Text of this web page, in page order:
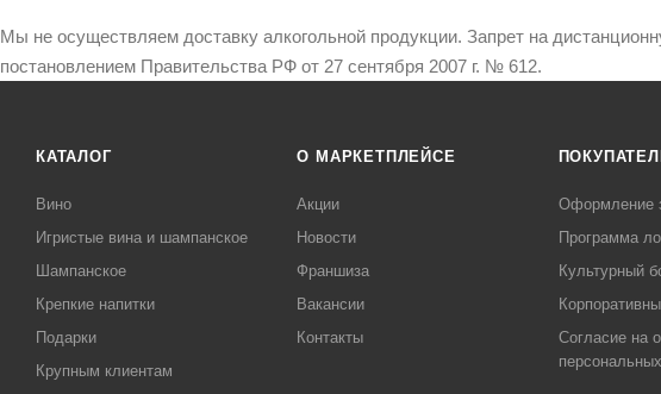
Мы не осуществляем доставку алкогольной продукции. Запрет на
постановлением Правительства РФ от 27 сентября 2007 г. № 612.
КАТАЛОГ
Вино
Игристые вина и шампанское
Шампанское
Крепкие напитки
Подарки
Крупным клиентам
О МАРКЕТПЛЕЙСЕ
Акции
Новости
Франшиза
Вакансии
Контакты
Оформление
Программа
Культурный
Согласие на